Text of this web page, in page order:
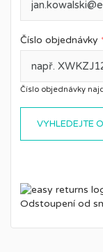
Číslo objednávky
Číslo objednávky
VYHLEDEJTE
Odstoupení od